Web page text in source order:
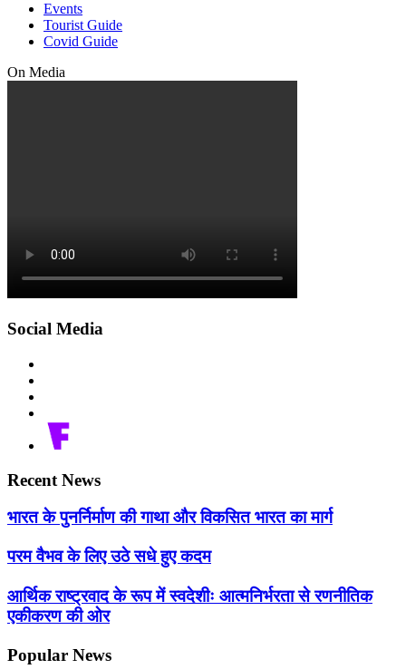
Events
Tourist Guide
Covid Guide
On Media
Social Media
Recent News
भारत के पुनर्निर्माण की गाथा और विकसित भारत का मार्ग
परम वैभव के लिए उठे सधे हुए कदम
आर्थिक राष्ट्रवाद के रूप में स्वदेशीः आत्मनिर्भरता से रणनीतिक
एकीकरण की ओर
Popular News